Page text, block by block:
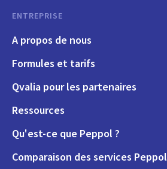
ENTREPRISE
A propos de nous
Formules et tarifs
Qvalia pour les partenaires
Ressources
Qu'est-ce que Peppol ?
Comparaison des services Peppol